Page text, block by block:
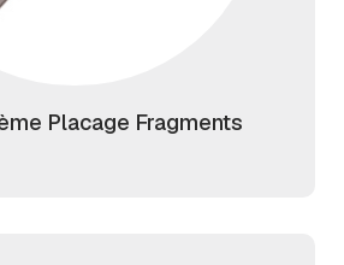
Placage Fragments